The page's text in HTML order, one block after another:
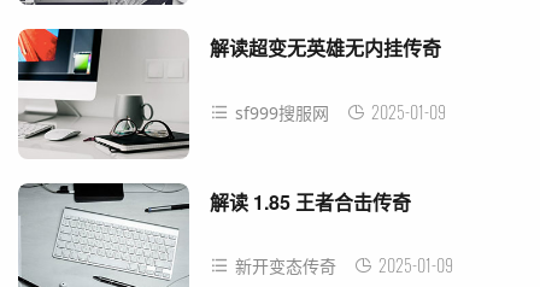
解读超变无英雄无内挂传奇
sf999搜服网 2025-01-09
解读 1.85 王者合击传奇
新开变态传奇 2025-01-09